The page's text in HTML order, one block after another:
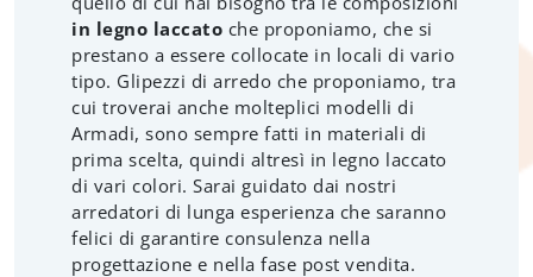
in legno laccato che proponiamo, che si
prestano a essere collocate in locali di vario
tipo. Glipezzi di arredo che proponiamo, tra
cui troverai anche molteplici modelli di
Armadi, sono sempre fatti in materiali di
prima scelta, quindi altresì in legno laccato
di vari colori. Sarai guidato dai nostri
arredatori di lunga esperienza che saranno
felici di garantire consulenza nella
progettazione e nella fase post vendita.